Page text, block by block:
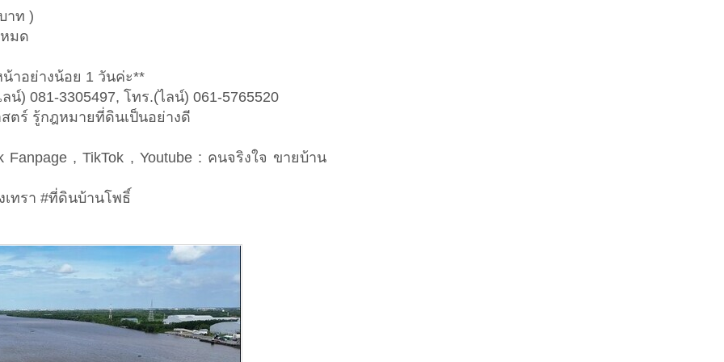
าท )
มด
าอย่างน้อย 1 วันค่ะ**
) 081-3305497, โทร.(ไลน์) 061-5765520
ตร์ รู้กฎหมายที่ดินเป็นอย่างดี
, TikTok , Youtube : คนจริงใจ ขายบ้าน
ทรา #ที่ดินบ้านโพธิ์